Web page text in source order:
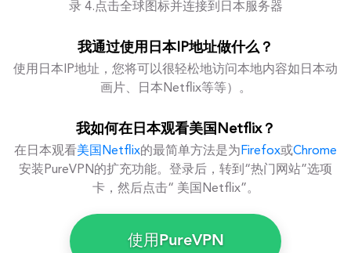
录 4.点击全球图标并连接到日本服务器
我通过使用日本IP地址做什么？
使用日本IP地址，您将可以很轻松地访问本地内容如日本动
画片、日本Netflix等等）。
我如何在日本观看美国Netflix？
在日本观看美国Netflix的最简单方法是为 Firefox或Chrome
安装PureVPN的扩充功能。登录后，转到“热门网站”选项
卡，然后点击“ 美国Netflix”。
使用PureVPN